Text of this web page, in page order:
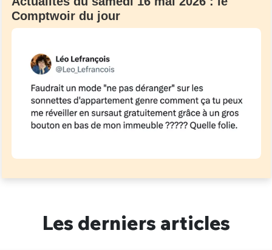
Comptwoir du jour
Les derniers articles